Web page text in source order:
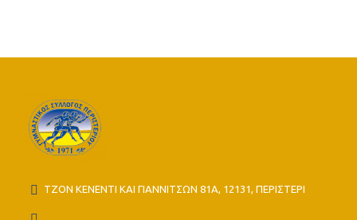
ΤΖΟΝ ΚΕΝΕΝΤΙ ΚΑΙ ΓΙΑΝΝΙΤΣΩΝ 81Α, 12131, ΠΕΡΙΣΤΕΡΙ